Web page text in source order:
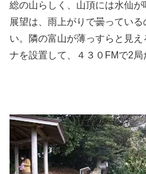
総の山らしく、山頂には水仙が
展望は、雨上がりで曇ってい
い。隣の富山が薄っすらと見
ナを設置して、４３０FMで2局